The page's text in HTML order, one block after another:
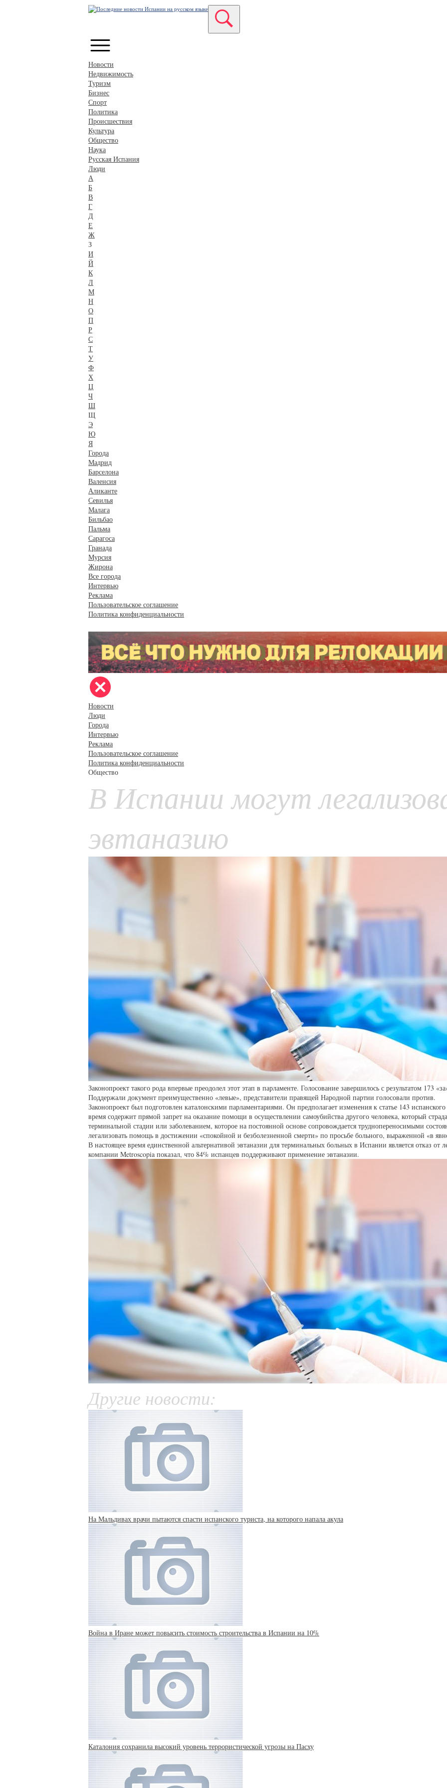
Новости
Недвижимость
Туризм
Бизнес
Спорт
Политика
Происшествия
Культура
Общество
Наука
Русская Испания
Люди
А
Б
В
Г
Д
Е
Ж
З
И
Й
К
Л
М
Н
О
П
Р
С
Т
У
Ф
Х
Ц
Ч
Ш
Щ
Э
Ю
Я
Города
Мадрид
Барселона
Валенсия
Аликанте
Севилья
Малага
Бильбао
Пальма
Сарагоса
Гранада
Мурсия
Жирона
Все города
Интервью
Реклама
Пользовательское соглашение
Политика конфиденциальности
Новости
Люди
Города
Интервью
Реклама
Пользовательское соглашение
Политика конфиденциальности
Общество
В Испании могут
эвтаназию
Законопроект такого рода впервые преодолел этот этап в парламенте. Голосование завершилось с результатом 173
Поддержали документ преимущественно «левые», представители правящей Народной партии голосовали против.
Законопроект был подготовлен каталонскими парламентариями. Он предполагает изменения к статье 143
время содержит прямой запрет на оказание помощи в осуществлении самоубийства другого человека, который
терминальной стадии или заболеванием, которое на постоянной основе сопровождается труднопереносимыми
легализовать помощь в достижении «спокойной и безболезненной смерти» по просьбе больного, выраженной «в
В настоящее время единственной альтернативой эвтаназии для терминальных больных в Испании является отказ
компании Metroscopia показал, что 84% испанцев поддерживают применение эвтаназии.
Другие новости:
На Мальдивах врачи пытаются спасти испанского туриста, на которого напала акула
Война в Иране может повысить стоимость строительства в Испании на 10%
Каталония сохранила высокий уровень террористической угрозы на Пасху